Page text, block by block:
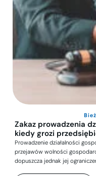
Zakaz prowadzenia
kiedy grozi
Prowadzenie działalności
przejawów wolności
dopuszcza jednak jej